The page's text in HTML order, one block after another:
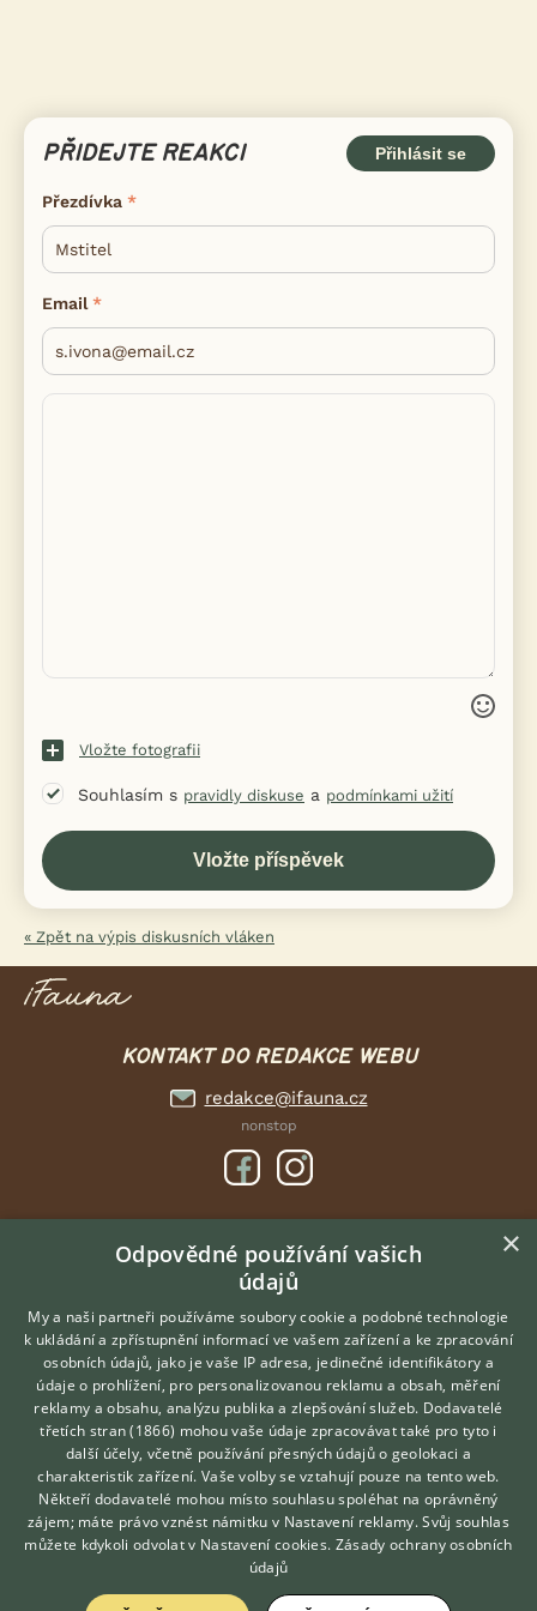
PŘIDEJTE REAKCI Přihlásit se
Přezdívka
Email
Vložte fotografii
Souhlasím s pravidly diskuse a podmínkami užití
« Zpět na výpis diskusních vláken
KONTAKT DO REDAKCE WEBU
redakce@ifauna.cz
nonstop
DOMOVSKÁ STRÁNKA
INZERCE
DISKUSE
ČLÁNKY
O nás
Kontakt
Možnosti zvýraznění inzerátů
Podmínky užití
Zpracování osobních údajů
Přihlášení
Hledáte zvířecího kamaráda?
Zdarma vám poradí
VETERINÁŘ ONLINE
KONZULTOVAT S
VETERINÁŘEM
×
Odpovědné používání vašich
údajů
My a naši partneři používáme soubory cookie a podobné technologie
k ukládání a zpřístupnění informací ve vašem zařízení a ke zpracování
osobních údajů, jako je vaše IP adresa, jedinečné identifikátory a
údaje o prohlížení, pro personalizovanou reklamu a obsah, měření
reklamy a obsahu, analýzu publika a zlepšování služeb. Dodavatelé
třetích stran (1866) mohou vaše údaje zpracovávat také pro tyto i
další účely, včetně používání přesných údajů o geolokaci a
charakteristik zařízení. Vaše volby se vztahují pouze na tento web.
Někteří dodavatelé mohou místo souhlasu spoléhat na oprávněný
zájem; máte právo vznést námitku v Nastavení reklamy. Svůj souhlas
můžete kdykoli odvolat v Nastavení cookies. Zásady ochrany osobních
údajů